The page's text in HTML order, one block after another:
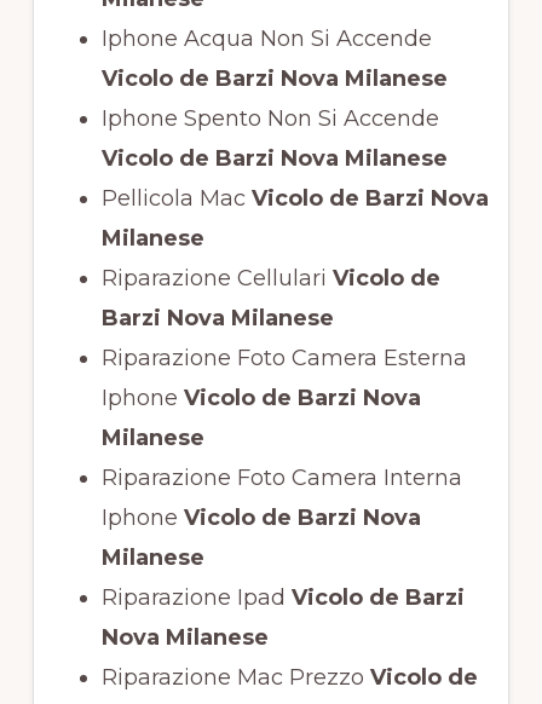
Iphone Acqua Non Si Accende
Vicolo de Barzi Nova Milanese
Iphone Spento Non Si Accende
Vicolo de Barzi Nova Milanese
Pellicola Mac Vicolo de Barzi Nova
Milanese
Riparazione Cellulari Vicolo de
Barzi Nova Milanese
Riparazione Foto Camera Esterna
Iphone Vicolo de Barzi Nova
Milanese
Riparazione Foto Camera Interna
Iphone Vicolo de Barzi Nova
Milanese
Riparazione Ipad Vicolo de Barzi
Nova Milanese
Riparazione Mac Prezzo Vicolo de